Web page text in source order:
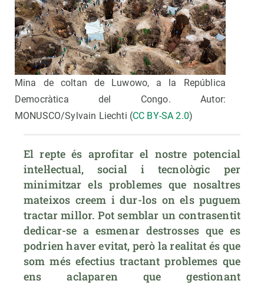
Mina de coltan de Luwowo, a la República
Democràtica del Congo. Autor:
MONUSCO/Sylvain Liechti (CC BY-SA 2.0)
El repte és aprofitar el nostre potencial
intel·lectual, social i tecnològic per
minimitzar els problemes que nosaltres
mateixos creem i dur-los on els puguem
tractar millor. Pot semblar un contrasentit
dedicar-se a esmenar destrosses que es
podrien haver evitat, però la realitat és que
som més efectius tractant problemes que
ens aclaparen que gestionant